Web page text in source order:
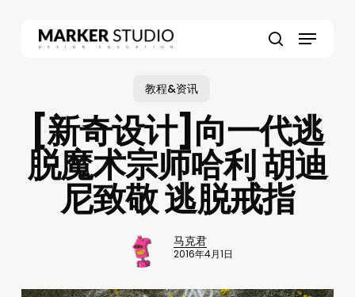
Menu
教程&资讯
[新奇设计]向一代逃
脱魔术宗师哈利 胡迪
尼致敬 逃脱戒指
马克君
2016年4月1日